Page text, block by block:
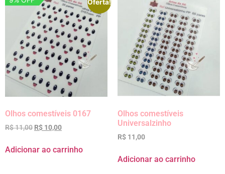
Oferta!
Olhos comestíveis 0167
R$11,00 R$ 10,00
Adicionar ao carrinho
Olhos comestíveis
Universalzinho
R$ 11,00
Adicionar ao carrinho